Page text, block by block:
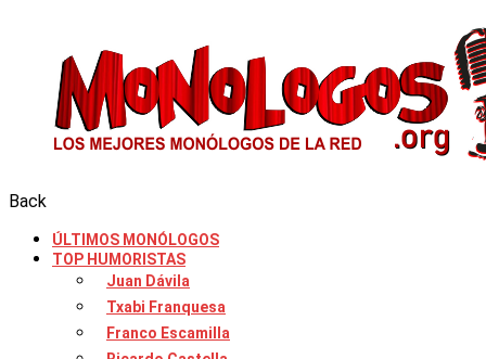
Back
ÚLTIMOS MONÓLOGOS
TOP HUMORISTAS
Juan Dávila
Txabi Franquesa
Franco Escamilla